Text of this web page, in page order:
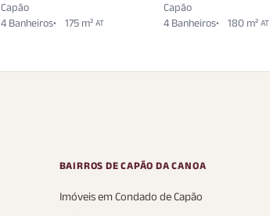
Capão
4 Banheiros
175 m² AT
Capão
4 Banheiros
180 m² AT
BAIRROS DE CAPÃO DA CANOA
Imóveis em Condado de Capão